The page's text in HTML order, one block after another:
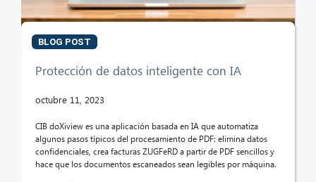
BLOG POST
Protección de datos inteligente con IA
octubre 11, 2023
CIB doXiview es una aplicación basada en IA que automatiza
algunos pasos típicos del procesamiento de PDF: elimina datos
confidenciales, crea facturas ZUGFeRD a partir de PDF sencillos y
hace que los documentos escaneados sean legibles por máquina.